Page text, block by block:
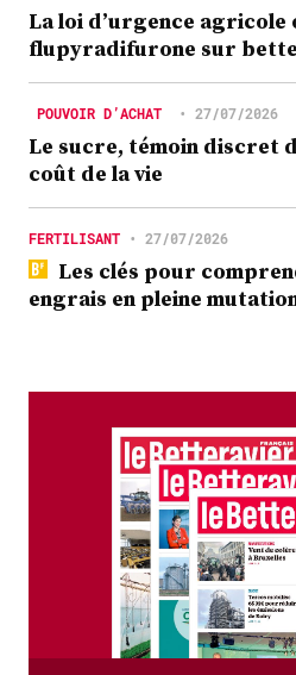
La loi d’urgence agricole
flupyradifurone sur
POUVOIR D’ACHAT • 27/07/2026
Le sucre, témoin discret
coût de la vie
FERTILISANT • 27/07/2026
Les clés pour
engrais en pleine